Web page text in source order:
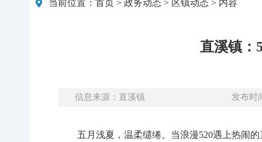
当前位置： 首页 > 政务动态 > 区镇动态 > 内容
直溪镇：
信息来源：直溪镇 发布时
五月浅夏，温柔缱绻。当浪漫520遇上热闹